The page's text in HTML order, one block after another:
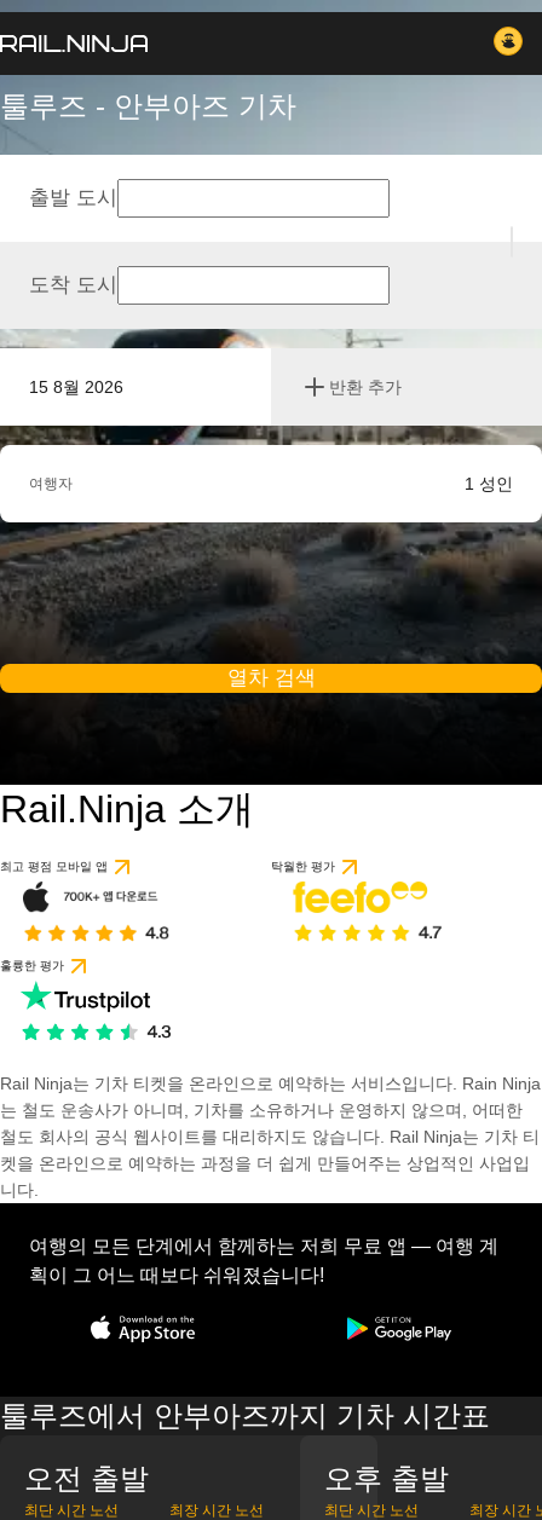
툴루즈 - 안부아즈 기차
15 8월 2026 반환 추가
출발 도시
도착 도시
여행자 1 성인
열차 검색
Rail.Ninja 소개
최고 평점 모바일 앱 탁월한 평가
훌륭한 평가
Rail Ninja는 기차 티켓을 온라인으로 예약하는 서비스입니다. Rain Ninja
는 철도 운송사가 아니며, 기차를 소유하거나 운영하지 않으며, 어떠한
철도 회사의 공식 웹사이트를 대리하지도 않습니다. Rail Ninja는 기차 티
켓을 온라인으로 예약하는 과정을 더 쉽게 만들어주는 상업적인 사업입
니다.
여행의 모든 단계에서 함께하는 저희 무료 앱 — 여행 계
획이 그 어느 때보다 쉬워졌습니다!
툴루즈에서 안부아즈까지 기차 시간표
오전 출발
최단 시간 노선 최장 시간 노선
오후 출발
최단 시간 노선 최장 시간